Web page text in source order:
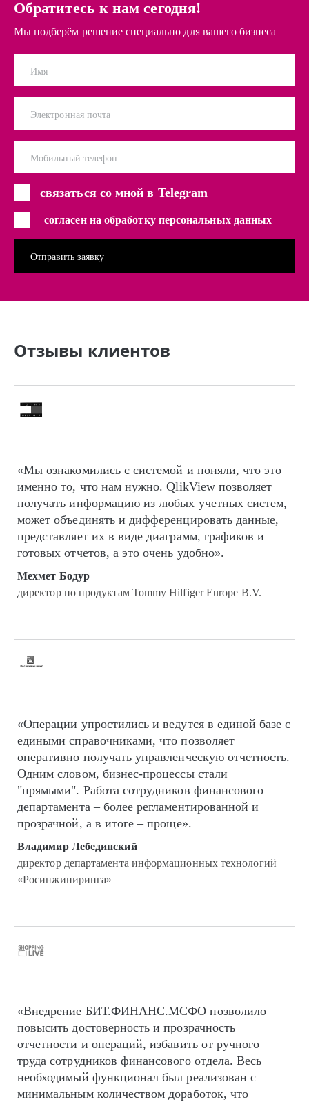
Обратитесь к нам сегодня!
Мы подберём решение специально для вашего бизнеса
Имя
Электронная почта
Мобильный телефон
связаться со мной в Telegram
согласен на обработку персональных данных
Отзывы клиентов
«Мы ознакомились с системой и поняли, что это
именно то, что нам нужно. QlikView позволяет
получать информацию из любых учетных систем,
может объединять и дифференцировать данные,
представляет их в виде диаграмм, графиков и
готовых отчетов, а это очень удобно».
Мехмет Бодур
директор по продуктам Tommy Hilfiger Europe B.V.
«Операции упростились и ведутся в единой базе с
едиными справочниками, что позволяет
оперативно получать управленческую отчетность.
Одним словом, бизнес-процессы стали
"прямыми". Работа сотрудников финансового
департамента – более регламентированной и
прозрачной, а в итоге – проще».
Владимир Лебединский
директор департамента информационных технологий
«Росинжиниринга»
«Внедрение БИТ.ФИНАНС.МСФО позволило
повысить достоверность и прозрачность
отчетности и операций, избавить от ручного
труда сотрудников финансового отдела. Весь
необходимый функционал был реализован с
минимальным количеством доработок, что